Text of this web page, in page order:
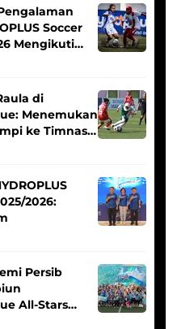
Soccer
Mengikuti
di
Menemukan
ke Timnas
2026:
Persib
All-Stars